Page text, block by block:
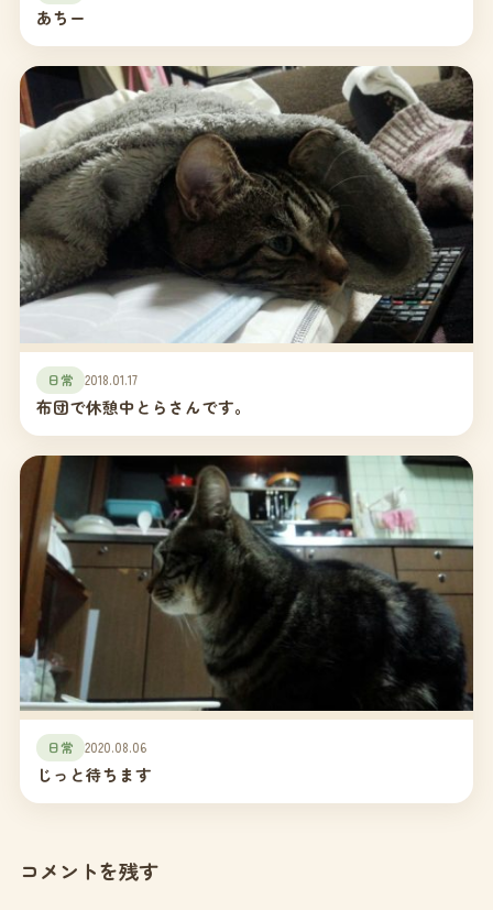
あちー
日常 2018.01.17
布団で休憩中とらさんです。
日常 2020.08.06
じっと待ちます
コメントを残す